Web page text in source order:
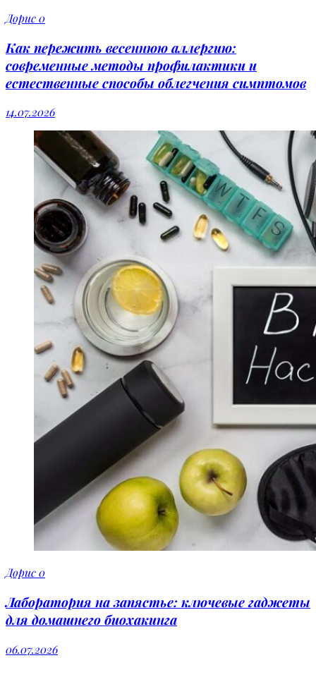
Дорис0
Как пережить весеннюю аллергию:
современные методы профилактики и
естественные способы облегчения симптомов
14.07.2026
Дорис0
Лаборатория на запястье: ключевые гаджеты
для домашнего биохакинга
06.07.2026